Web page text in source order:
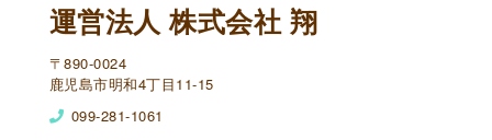
運営法人 株式会社 翔
〒890-0024
鹿児島市明和4丁目11-15
099-281-1061